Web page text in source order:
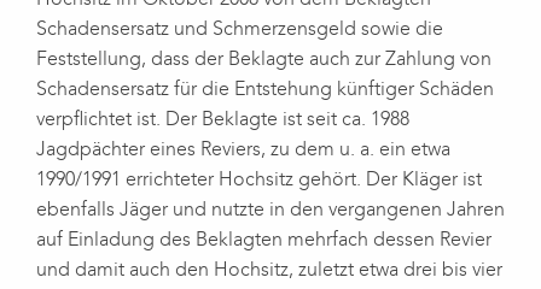
Schadensersatz und Schmerzensgeld sowie die
Feststellung, dass der Beklagte auch zur Zahlung von
Schadensersatz für die Entstehung künftiger Schäden
verpflichtet ist. Der Beklagte ist seit ca. 1988
Jagdpächter eines Reviers, zu dem u. a. ein etwa
1990/1991 errichteter Hochsitz gehört. Der Kläger ist
ebenfalls Jäger und nutzte in den vergangenen Jahren
auf Einladung des Beklagten mehrfach dessen Revier
und damit auch den Hochsitz, zuletzt etwa drei bis vier